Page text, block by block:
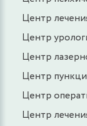
Центр
Центр
Центр
Центр
Центр
Центр